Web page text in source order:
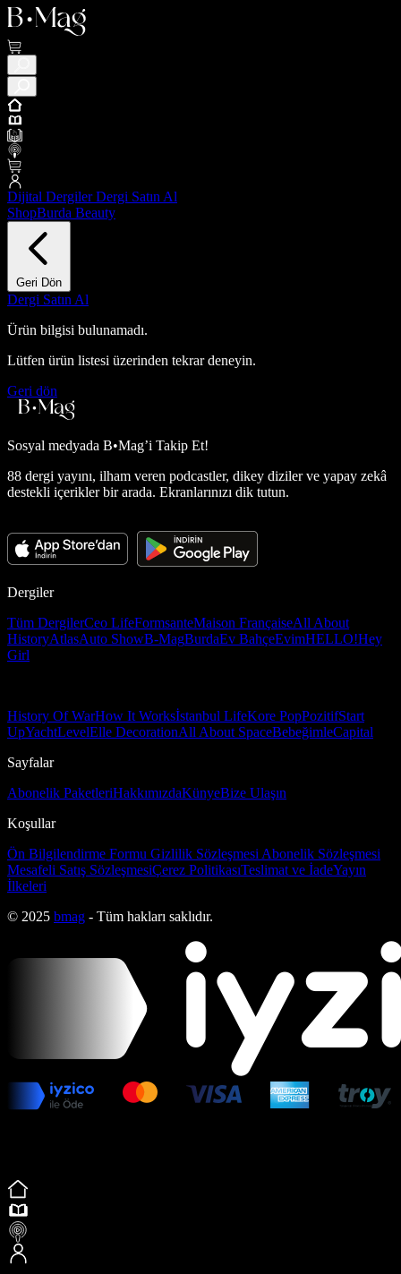
Dijital DergilerDergi Satın Al
ShopBurda Beauty
Geri Dön
Dergi Satın Al
Ürün bilgisi bulunamadı.
Lütfen ürün listesi üzerinden tekrar deneyin.
Geri dön
Sosyal medyada B•Mag’i Takip Et!
88 dergi yayını, ilham veren podcastler, dikey diziler ve yapay zekâ
destekli içerikler bir arada. Ekranlarınızı dik tutun.
Dergiler
Tüm DergilerCeo LifeFormsanteMaison FrançaiseAll About
HistoryAtlasAuto ShowB-MagBurdaEv BahçeEvimHELLO!Hey
Girl
History Of WarHow It Worksİstanbul LifeKore PopPozitifStart
UpYachtLevelElle DecorationAll About SpaceBebeğimleCapital
Sayfalar
Abonelik PaketleriHakkımızdaKünyeBize Ulaşın
Koşullar
Ön Bilgilendirme Formu Gizlilik Sözleşmesi Abonelik Sözleşmesi
Mesafeli Satış SözleşmesiÇerez PolitikasıTeslimat ve İadeYayın
İlkeleri
© 2025 bmag - Tüm hakları saklıdır.